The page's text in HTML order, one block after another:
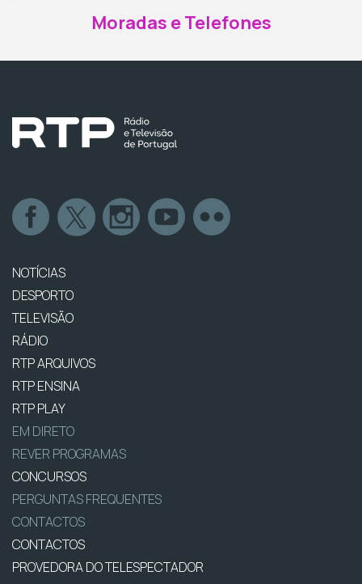
Moradas e Telefones
NOTÍCIAS
DESPORTO
TELEVISÃO
RÁDIO
RTP ARQUIVOS
RTP ENSINA
RTP PLAY
EM DIRETO
REVER PROGRAMAS
CONCURSOS
PERGUNTAS FREQUENTES
CONTACTOS
CONTACTOS
PROVEDORA DO TELESPECTADOR